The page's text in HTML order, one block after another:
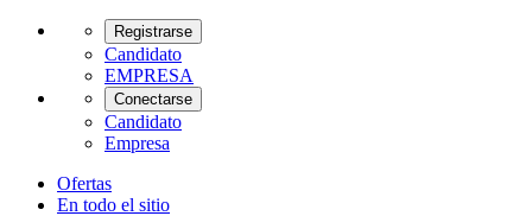
Registrarse
Candidato
EMPRESA
Conectarse
Candidato
Empresa
Ofertas
En todo el sitio